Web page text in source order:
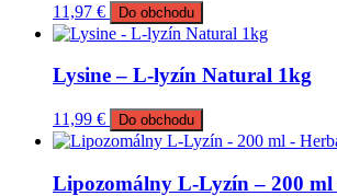
11,97 € Do obchodu
Lysine – L-lyzín Natural 1kg
11,99 € Do obchodu
Lipozomálny L‑Lyzín – 200